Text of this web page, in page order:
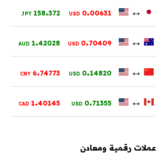
↔
0.00631
USD
158.372
JPY
↔
0.70409
USD
1.42028
AUD
↔
0.14820
USD
6.74773
CNY
↔
0.71355
USD
1.40145
CAD
عملات رقمية ومعادن